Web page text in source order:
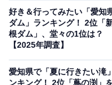
「あ、うちにあった！
を超えて楽しめる展示
活性化させる「回想法
好き＆行ってみたい「愛知
ダム」ランキング！ 2位「
根ダム」、堂々の1位は？
【2025年調査】
愛知県で「夏に行きたい滝
ンキング！ 2位「蔦の渕」